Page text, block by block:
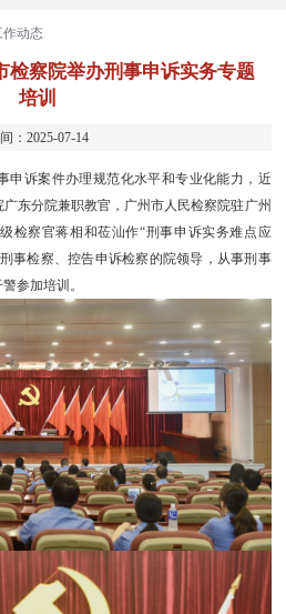
作动态
检察院举办刑事申诉实务专题
培训
：2025-07-14
申诉案件办理规范化水平和专业化能力，近
东分院兼职教官，广州市人民检察院驻广州
检察官蒋相和莅汕作“刑事申诉实务难点应
事检察、控告申诉检察的院领导，从事刑事
参加培训。